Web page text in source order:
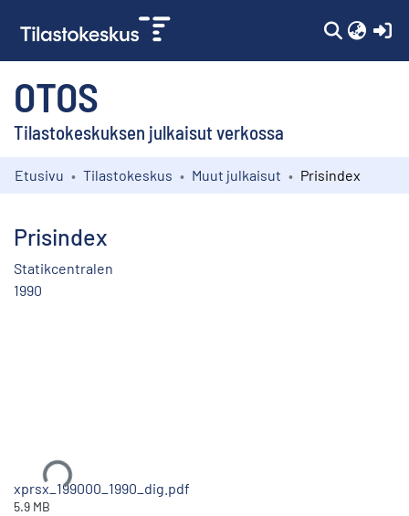
OTOS
Tilastokeskuksen julkaisut verkossa
Selaa
Etusivu Tilastokeskus Muut julkaisut Prisindex
Prisindex
Statikcentralen
1990
Ladataan...
xprsx_199000_1990_dig.pdf
5.9 MB